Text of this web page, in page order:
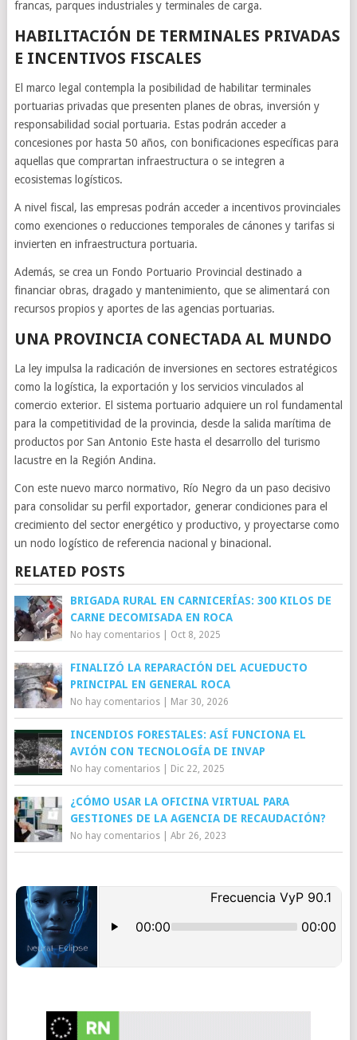
francas, parques industriales y terminales de carga.
HABILITACIÓN DE TERMINALES PRIVADAS
E INCENTIVOS FISCALES
El marco legal contempla la posibilidad de habilitar terminales
portuarias privadas que presenten planes de obras, inversión y
responsabilidad social portuaria. Estas podrán acceder a
concesiones por hasta 50 años, con bonificaciones específicas para
aquellas que comprartan infraestructura o se integren a
ecosistemas logísticos.
A nivel fiscal, las empresas podrán acceder a incentivos provinciales
como exenciones o reducciones temporales de cánones y tarifas si
invierten en infraestructura portuaria.
Además, se crea un Fondo Portuario Provincial destinado a
financiar obras, dragado y mantenimiento, que se alimentará con
recursos propios y aportes de las agencias portuarias.
UNA PROVINCIA CONECTADA AL MUNDO
La ley impulsa la radicación de inversiones en sectores estratégicos
como la logística, la exportación y los servicios vinculados al
comercio exterior. El sistema portuario adquiere un rol fundamental
para la competitividad de la provincia, desde la salida marítima de
productos por San Antonio Este hasta el desarrollo del turismo
lacustre en la Región Andina.
Con este nuevo marco normativo, Río Negro da un paso decisivo
para consolidar su perfil exportador, generar condiciones para el
crecimiento del sector energético y productivo, y proyectarse como
un nodo logístico de referencia nacional y binacional.
RELATED POSTS
BRIGADA RURAL EN CARNICERÍAS: 300 KILOS DE
CARNE DECOMISADA EN ROCA
No hay comentarios| Oct 8, 2025
FINALIZÓ LA REPARACIÓN DEL ACUEDUCTO
PRINCIPAL EN GENERAL ROCA
No hay comentarios| Mar 30, 2026
INCENDIOS FORESTALES: ASÍ FUNCIONA EL
AVIÓN CON TECNOLOGÍA DE INVAP
No hay comentarios| Dic 22, 2025
¿CÓMO USAR LA OFICINA VIRTUAL PARA
GESTIONES DE LA AGENCIA DE RECAUDACIÓN?
No hay comentarios| Abr 26, 2023